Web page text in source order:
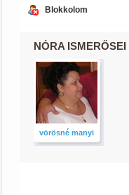
Blokkolom
NÓRA ISMERŐSEI
vörösné manyi